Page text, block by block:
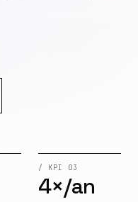
/ KPI 03
4×/an